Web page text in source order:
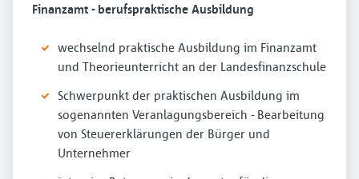
Finanzamt - berufspraktische Ausbildung
wechselnd praktische Ausbildung im Finanzamt
und Theorieunterricht an der Landesfinanzschule
Schwerpunkt der praktischen Ausbildung im
sogenannten Veranlagungsbereich - Bearbeitung
von Steuererklärungen der Bürger und
Unternehmer